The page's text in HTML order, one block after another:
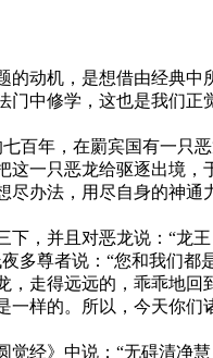
动机，是想借由经典中
中修学，这也是我们正
年，在罽宾国有一只
一只恶龙给驱逐出境，
办法，用尽自身的神通
，并且对恶龙说：“龙
多尊者说：“您和我们都
走得远远的，乖乖地回
样的。所以，今天你们
经》中说：“无碍清净